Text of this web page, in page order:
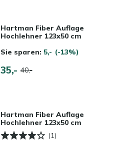
Hartman Fiber Auflage
Hochlehner 123x50 cm
Sie sparen: 5,- (-13%)
35,- 40,-
Hartman Fiber Auflage
Hochlehner 123x50 cm
(1)